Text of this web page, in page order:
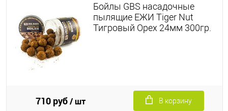
Бойлы GBS насадочные
пылящие ЕЖИ Tiger Nut
Тигровый Орех 24мм 300гр.
710 руб/ шт В корзину